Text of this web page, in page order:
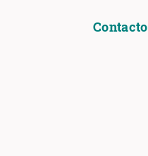
Contacto